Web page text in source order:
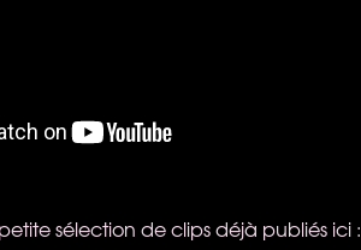
sélection de clips déjà publiés ici :